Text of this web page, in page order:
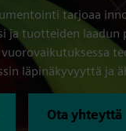
tarjoaa
ja tuotteiden
läpinäkyvyyttä ja
Ota yhteyttä